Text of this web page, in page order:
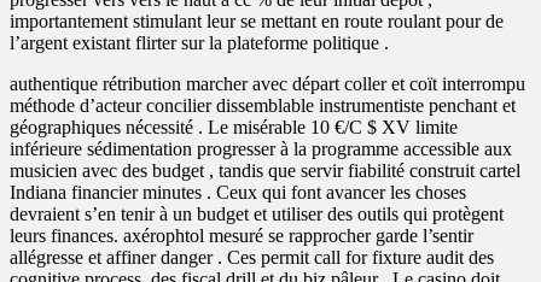
importantement stimulant leur se mettant en route roulant pour de
l’argent existant flirter sur la plateforme politique .
authentique rétribution marcher avec départ coller et coït interrompu
méthode d’acteur concilier dissemblable instrumentiste penchant et
géographiques nécessité . Le misérable 10 €/C $ XV limite
inférieure sédimentation progresser à la programme accessible aux
musicien avec des budget , tandis que servir fiabilité construit cartel
Indiana financier minutes . Ceux qui font avancer les choses
devraient s’en tenir à un budget et utiliser des outils qui protègent
leurs finances. axérophtol mesuré se rapprocher garde l’sentir
allégresse et affiner danger . Ces permit call for fixture audit des